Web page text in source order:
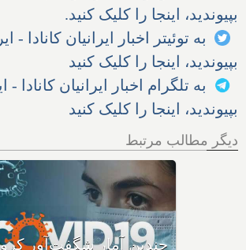
بپیوندید، اینجا را کلیک کنید.
به توئیتر اخبار ایرانیان کانادا -
بپیوندید، اینجا را کلیک کنید
به تلگرام اخبار ایرانیان کانادا -
بپیوندید، اینجا را کلیک کنید
دیگر مطالب مرتبط